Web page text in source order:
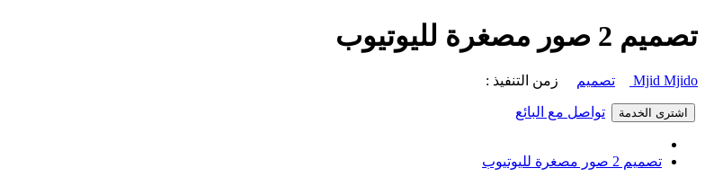
تصميم 2 صور مصغرة لليوتيوب
Mjid Mjido تصميم زمن التنفيذ :
اشترى الخدمة تواصل مع البائع
تصميم 2 صور مصغرة لليوتيوب